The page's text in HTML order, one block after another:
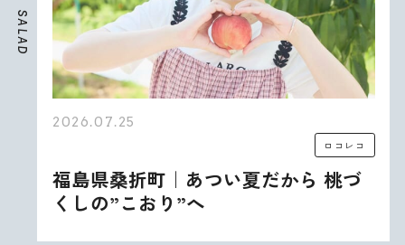
S
A
L
A
D
2026.07.25
ロコレコ
福島県桑折町｜あつい夏だから 桃づ
くしの”こおり”へ